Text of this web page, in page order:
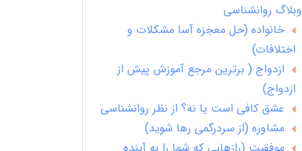
وبلاگ روانشناسی
خانواده (حل معجزه آسا مشکلات و
اختلافات)
ازدواج ( برترین مرجع آموزش پیش از
ازدواج)
عشق کافی است یا نه؟ از نظر روانشناسی
مشاوره (از سردرگمی رها شوید)